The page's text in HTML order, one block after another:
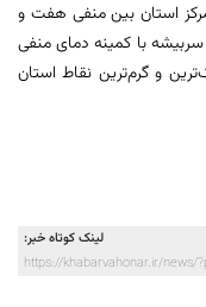
گذشته دمای مرکز استان بین منفی هفت و
سربیشه با کمینه دمای منفی
خنک‌ترین و گرم‌ترین نقاط استان
لینک کوتاه خبر:
https://khabarvahonar.ir/news/